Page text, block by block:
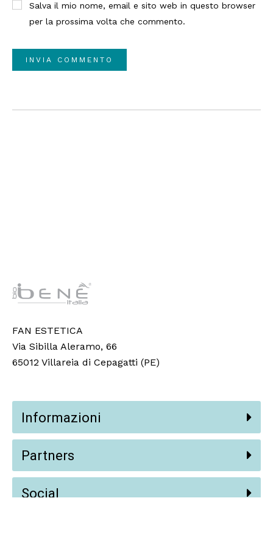
Salva il mio nome, email e sito web in questo browser
per la prossima volta che commento.
FAN ESTETICA
Via Sibilla Aleramo, 66
65012 Villareia di Cepagatti (PE)
Informazioni
Partners
Social